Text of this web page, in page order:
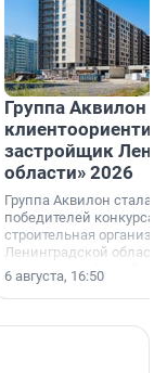
Группа Аквилон
застройщик
области» 2026
Группа Аквилон стала
победителей конкурса
строительная
Ленинградской области
номинации «Самый
застройщик
области».
6 августа, 16:50